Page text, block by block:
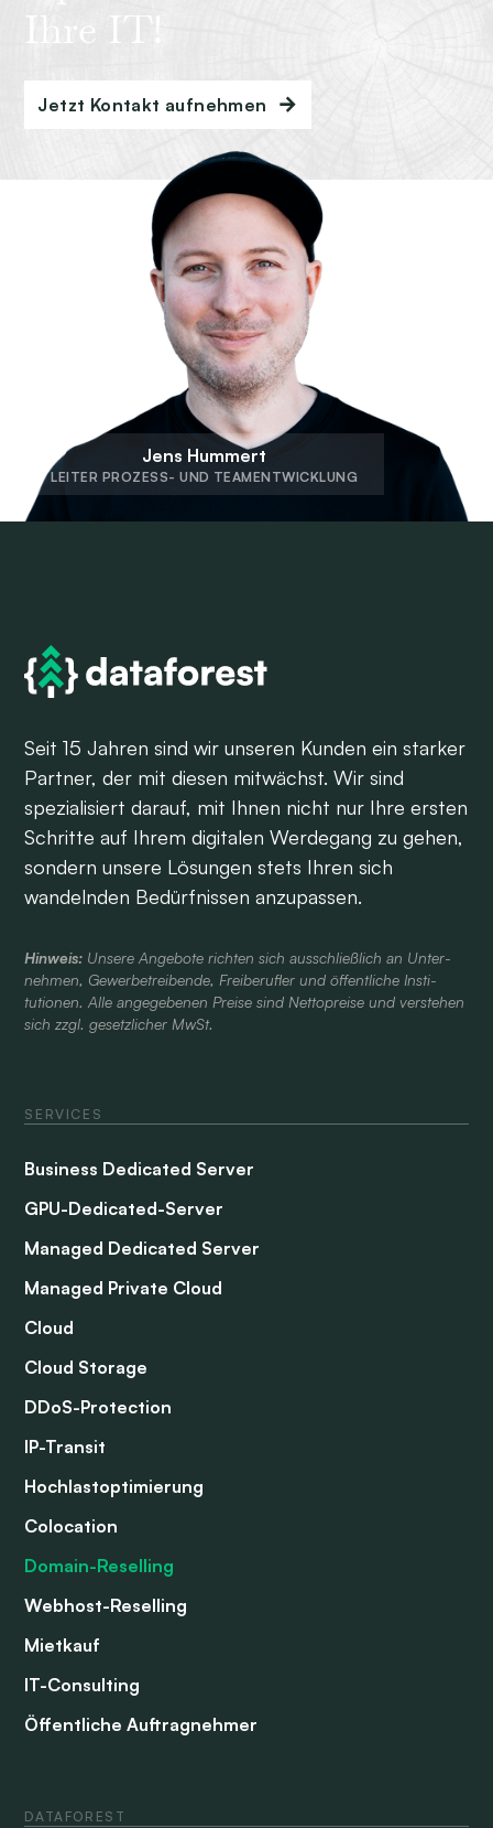
Ihre IT!
Jetzt Kontakt aufnehmen
Jens Hummert
LEITER PROZESS- UND TEAMENTWICKLUNG
Seit 15 Jahren sind wir unseren Kunden ein starker
Partner, der mit diesen mitwächst. Wir sind
spezialisiert darauf, mit Ihnen nicht nur Ihre ersten
Schritte auf Ihrem digitalen Werdegang zu gehen,
sondern unsere Lösungen stets Ihren sich
wandelnden Bedürfnissen anzupassen.
Hinweis: Unsere Angebote richten sich aus­schließlich an Unter­
nehmen, Gewerbe­treibende, Frei­berufler und öffent­liche Insti­
tutionen. Alle ange­gebenen Preise sind Netto­preise und verstehen
sich zzgl. gesetzlicher MwSt.
SERVICES
Business Dedicated Server
GPU-Dedicated-Server
Managed Dedicated Server
Managed Private Cloud
Cloud
Cloud Storage
DDoS-Protection
IP-Transit
Hochlastoptimierung
Colocation
Domain-Reselling
Webhost-Reselling
Mietkauf
IT-Consulting
Öffentliche Auftragnehmer
DATAFOREST